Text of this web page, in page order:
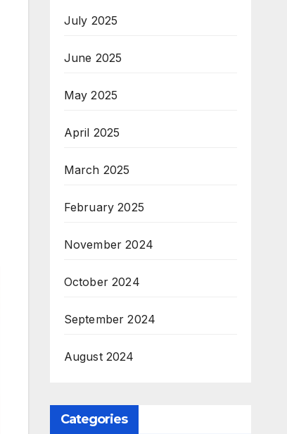
July 2025
June 2025
May 2025
April 2025
March 2025
February 2025
November 2024
October 2024
September 2024
August 2024
Categories